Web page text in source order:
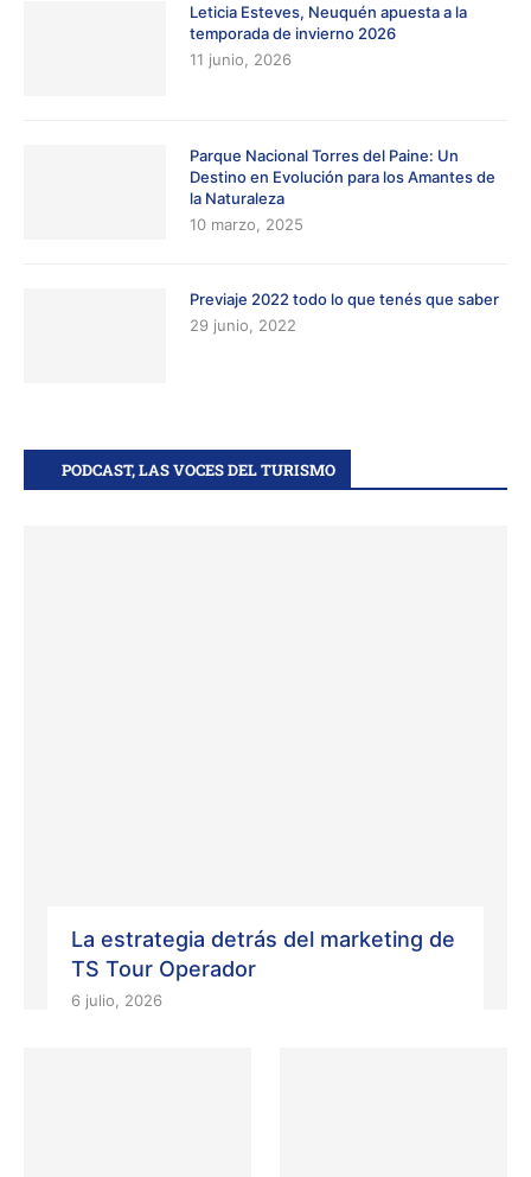
Leticia Esteves, Neuquén apuesta a la
temporada de invierno 2026
11 junio, 2026
Parque Nacional Torres del Paine: Un
Destino en Evolución para los Amantes de
la Naturaleza
10 marzo, 2025
Previaje 2022 todo lo que tenés que saber
29 junio, 2022
PODCAST, LAS VOCES DEL TURISMO
La estrategia detrás del marketing de
TS Tour Operador
6 julio, 2026